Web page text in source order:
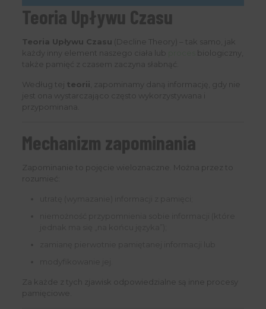
Teoria Upływu Czasu
Teoria Upływu Czasu (Decline Theory) – tak samo, jak
każdy inny element naszego ciała lub
biologiczny,
także pamięć z czasem zaczyna słabnąć.
Według tej teorii , zapominamy daną informację, gdy nie
jest ona wystarczająco często wykorzystywana i
przypominana.
Mechanizm zapominania
Zapominanie to pojęcie wieloznaczne. Można przez to
rozumieć:
Za każde z tych zjawisk odpowiedzialne są inne procesy
pamięciowe.